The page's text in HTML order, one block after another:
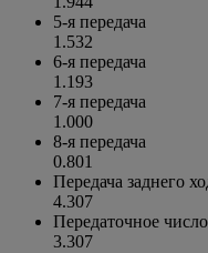
5-я передача
1.532
6-я передача
1.193
7-я передача
1.000
8-я передача
0.801
Передача заднего
4.307
Передаточное
3.307